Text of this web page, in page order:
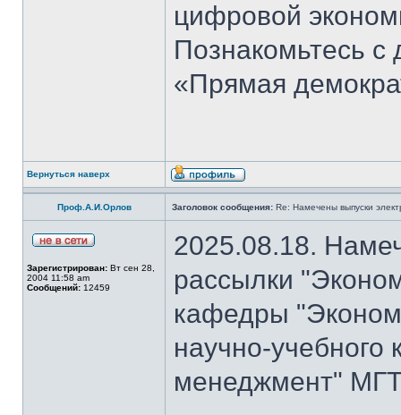
цифровой
Познакомьтесь
«Прямая
Вернуться наверх
Проф.А.И.Орлов Заголовок сообщения: Re: Намечены выпуски
Зарегистрирован: Вт сен 28,
2004 11:58 am
Сообщений: 12459
2025.08.18.
рассылки
кафедры
научно-
менеджмент"